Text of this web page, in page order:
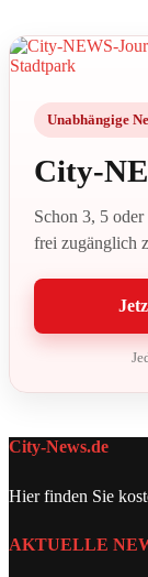
Unabhängige
City-
Schon 3, 5
frei zugänglich
City-News.de
Hier finden Sie
AKTUELLE